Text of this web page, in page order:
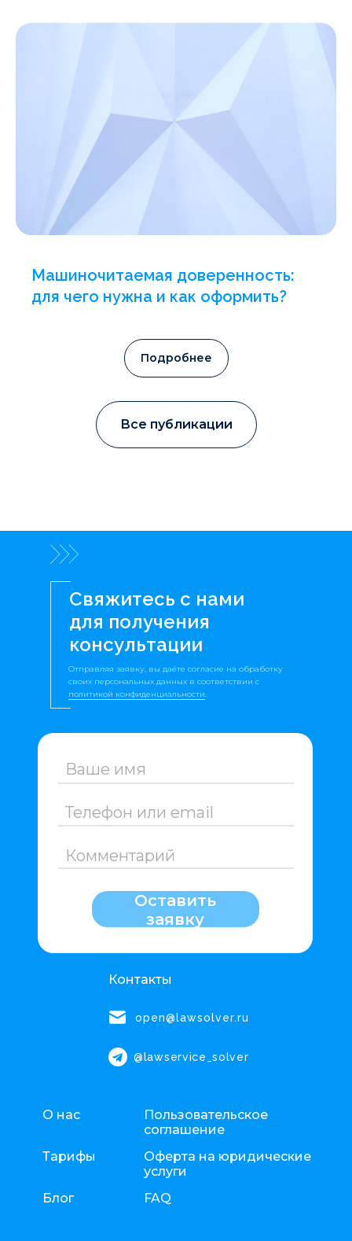
Машиночитаемая доверенность:
для чего нужна и как оформить?
Подробнее
Все публикации
FAQ
Оферта на юридические
услуги
Пользовательское
соглашение
Блог
Тарифы
О нас
@lawservice_solver
open@lawsolver.ru
Контакты
Оставить
заявку
Отправляя заявку, вы даёте согласие на обработку
своих персональных данных в соответствии с
политикой конфиденциальности
Cвяжитесь с нами
для получения
консультации